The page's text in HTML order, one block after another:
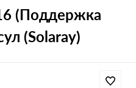
(Поддержка
(Solaray)